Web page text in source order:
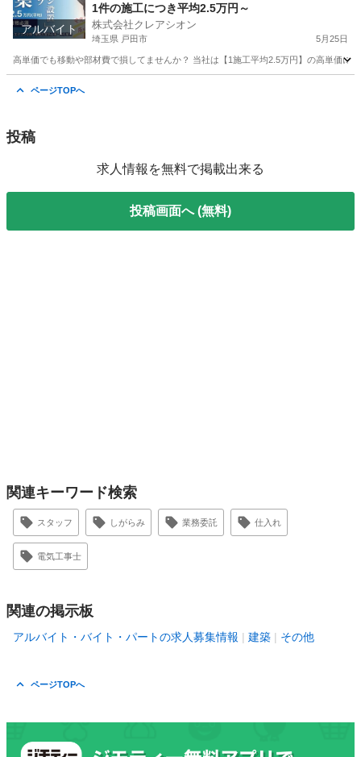
アルバイト
1件の施工につき平均2.5万円～
株式会社クレアシオン
埼玉県 戸田市 5月25日
高単価でも移動や部材費で損してませんか？ 当社は【1施工平均2.5万円】の高単価
ページTOPへ
投稿
求人情報を無料で掲載出来る
投稿画面へ (無料)
関連キーワード検索
スタッフ しがらみ 業務委託 仕入れ
電気工事士
関連の掲示板
アルバイト・バイト・パートの求人募集情報 建築 その他
ページTOPへ